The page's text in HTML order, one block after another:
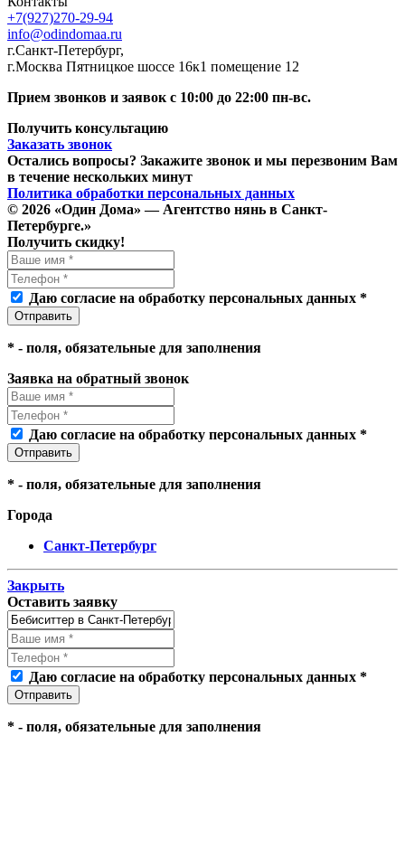
+7(927)270-29-94
info@odindomaa.ru
г.Санкт-Петербург,
г.Москва Пятницкое шоссе 16к1 помещение 12
Прием звонков и заявок с 10:00 до 22:00 пн-вс.
Получить консультацию
Заказать звонок
Остались вопросы? Закажите звонок и мы перезвоним Вам
в течение нескольких минут
Политика обработки персональных данных
© 2026 «Один Дома» — Агентство нянь в Санкт-
Петербурге.»
Получить скидку!
Даю согласие на обработку персональных данных *
* - поля, обязательные для заполнения
Заявка на обратный звонок
Даю согласие на обработку персональных данных *
* - поля, обязательные для заполнения
Города
Санкт-Петербург
Закрыть
Оставить заявку
Даю согласие на обработку персональных данных *
* - поля, обязательные для заполнения